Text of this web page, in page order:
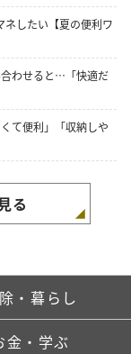
ネしたい【夏の便利ワ
合わせると…「快適だ
て便利」「収納しや
る
・暮らし
金・学ぶ